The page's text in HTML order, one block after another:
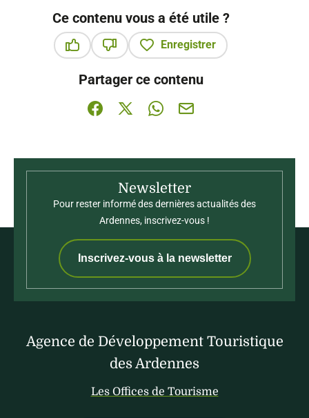
Fin de séjour*
Nb. d'adultes
Détail de votre demande
Vos données personnelles
traitement de votre demande. Elles sont enregistrées et uniquement
Ce contenu vous a été utile ?
Enregistrer
Partager ce contenu
Partager sur Facebook (nouvelle fenêtre)
Partager sur X / Twitter (nouvelle
Partager sur WhatsApp
Partager par mail
Newsletter
Pour rester informé des dernières actualités des
Ardennes, inscrivez-vous !
Inscrivez-vous à la newsletter
Agence de Développement Touristique
des Ardennes
Les Offices de Tourisme